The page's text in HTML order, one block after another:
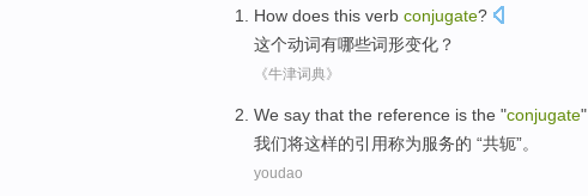
How does this verb conjugate?
这个动词有哪些词形变化？
《牛津词典》
We say that the reference is the "conjugate"
我们将这样的引用称为服务的 “共轭”。
youdao